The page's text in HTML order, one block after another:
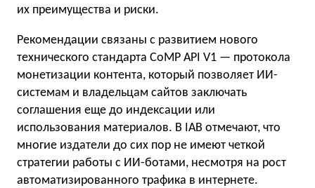
их преимущества и риски.
Рекомендации связаны с развитием нового
технического стандарта CoMP API V1 — протокола
монетизации контента, который позволяет ИИ-
системам и владельцам сайтов заключать
соглашения еще до индексации или
использования материалов. В IAB отмечают, что
многие издатели до сих пор не имеют четкой
стратегии работы с ИИ-ботами, несмотря на рост
автоматизированного трафика в интернете.